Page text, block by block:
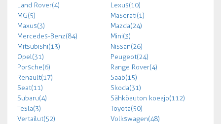
Land Rover (4)
Lexus (10)
MG (5)
Maserati (1)
Maxus (3)
Mazda (24)
Mercedes-Benz (84)
Mini (3)
Mitsubishi (13)
Nissan (26)
Opel (31)
Peugeot (24)
Porsche (6)
Range Rover (4)
Renault (17)
Saab (15)
Seat (11)
Skoda (31)
Subaru (4)
Sähköauton koeajo (112)
Tesla (3)
Toyota (50)
Vertailut (52)
Volkswagen (48)